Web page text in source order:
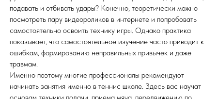
подавать и отбивать удары? Конечно, теоретически можно
посмотреть пару видеороликов в интернете и попробовать
самостоятельно освоить технику игры. Однако практика
показывает, что самостоятельное изучение часто приводит к
ошибкам, формированию неправильных привычек и даже
травмам.
Именно поэтому многие профессионалы рекомендуют
начинать занятия именно в теннис школе. Здесь вас научат